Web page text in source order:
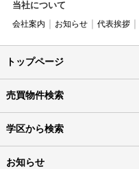
当社について
会社案内 お知らせ 代表挨拶
トップページ
売買物件検索
学区から検索
お知らせ